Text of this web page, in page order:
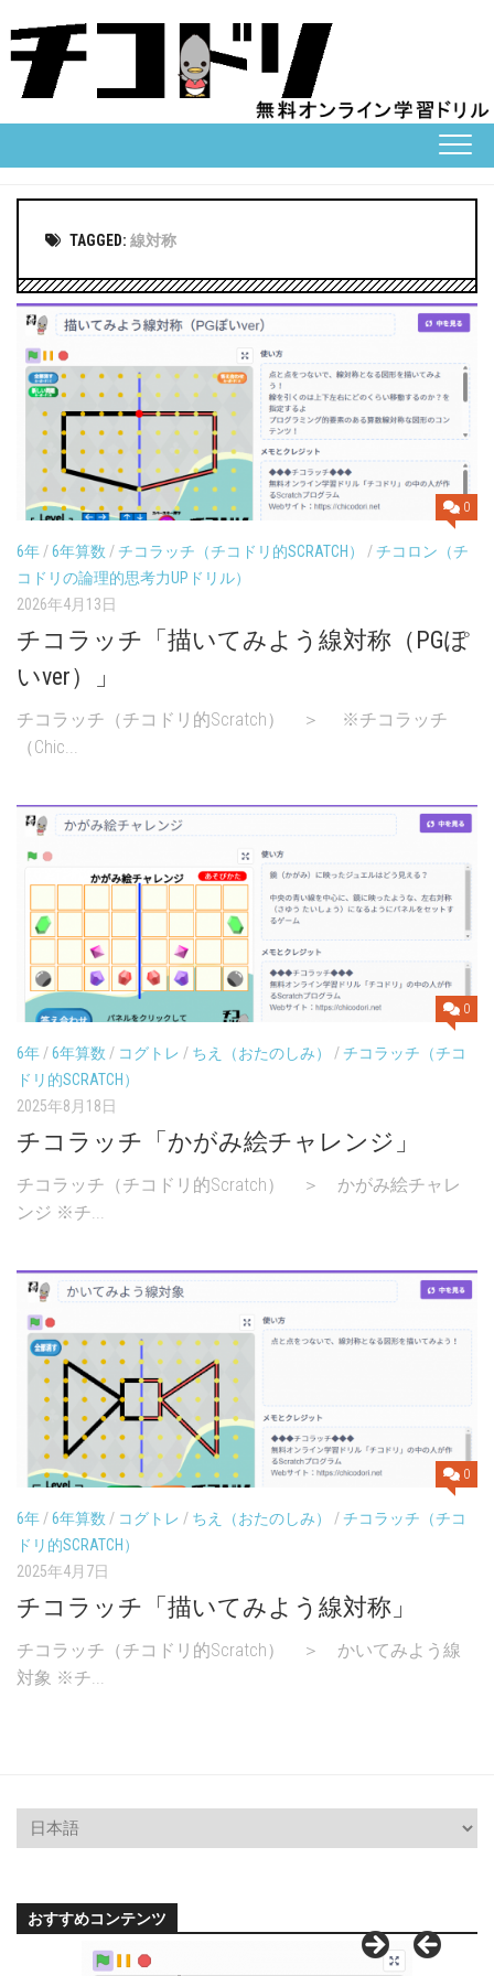
to
content
TAGGED: 線対称
0
6年 /6年算数 /チコラッチ（チコドリ的SCRATCH） /チコロン（チ
コドリの論理的思考力UPドリル）
2026年4月13日
チコラッチ「描いてみよう線対称（PGぽ
いver）」
チコラッチ（チコドリ的Scratch） ＞ ※チコラッチ
（Chic...
0
6年 /6年算数 / コグトレ / ちえ（おたのしみ） /チコラッチ（チコ
ドリ的SCRATCH）
2025年8月18日
チコラッチ「かがみ絵チャレンジ」
チコラッチ（チコドリ的Scratch） ＞ かがみ絵チャレ
ンジ ※チ...
0
6年 /6年算数 / コグトレ / ちえ（おたのしみ） /チコラッチ（チコ
ドリ的SCRATCH）
2025年4月7日
チコラッチ「描いてみよう線対称」
チコラッチ（チコドリ的Scratch） ＞ かいてみよう線
対象 ※チ...
おすすめコンテンツ